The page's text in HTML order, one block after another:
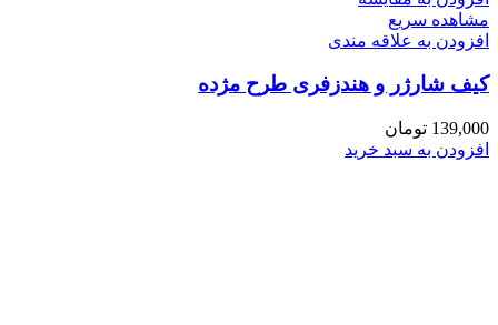
مشاهده سریع
افزودن به علاقه مندی
کیف شارژر و هندزفری طرح مژده
139,000 تومان
افزودن به سبد خرید